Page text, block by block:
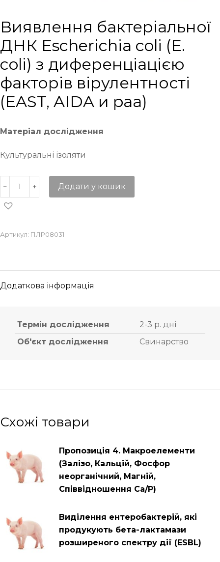
Виявлення бактеріальної
ДНК Escherichia coli (E.
coli) з диференціацією
факторів вірулентності
(EAST, AIDA и paa)
Матеріал дослідження
Культуральні ізоляти
Додати у кошик
Артикул: ПЛР08031
Додаткова інформація
Термін дослідження
2-3 р. дні
Об'єкт дослідження
Свинарство
Схожі товари
Пропозиція 4. Макроелементи
(Залізо, Кальцій, Фосфор
неорганічний, Магній,
Співвідношення Са/Р)
Виділення ентеробактерій, які
продукують бета-лактамази
розширеного спектру дії (ESBL)